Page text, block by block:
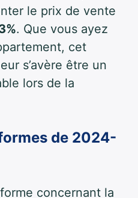
le prix de vente
. Que vous ayez
cet
s’avère être un
lors de la
de 2024-
concernant la